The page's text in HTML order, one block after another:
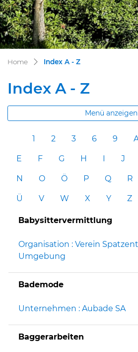
Home Index A - Z(ausgewählt)
Index A - Z
Menü anzeigen
1 2 3 6 9
E F G H I J
N O Ö P Q R
Ü V W X Y Z
Babysittervermittlung
Organisation : Verein
Umgebung
Bademode
Unternehmen : Aubade SA
Baggerarbeiten